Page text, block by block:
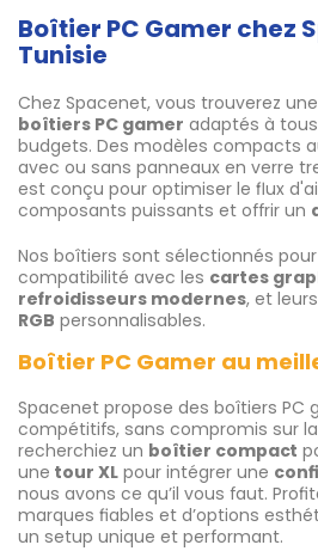
Boîtier PC Gamer chez
Tunisie
Chez Spacenet, vous trouverez
boîtiers PC gamer adaptés à
budgets. Des modèles compacts
avec ou sans panneaux en verre
est conçu pour optimiser le flux
composants puissants et offrir un
Nos boîtiers sont sélectionnés
compatibilité avec les cartes
refroidisseurs modernes, et
RGB personnalisables.
Boîtier PC Gamer au
Spacenet propose des boîtiers PC
compétitifs, sans compromis sur
recherchiez un boîtier compact
une tour XL pour intégrer une
nous avons ce qu’il vous faut.
marques fiables et d’options
un setup unique et performant.